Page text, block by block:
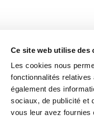
Ce site web utilise des
Les cookies nous
fonctionnalités
également des
sociaux, de publicité et
vous leur avez fournies